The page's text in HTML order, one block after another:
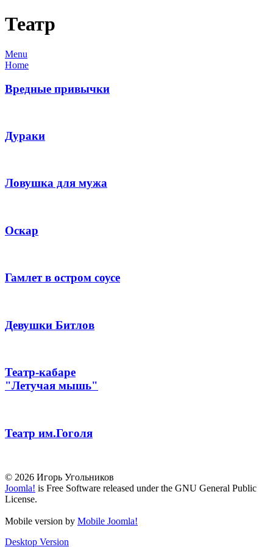
Театр
Menu
Home
Вредные привычки
Дураки
Ловушка для мужа
Оскар
Гамлет в остром соусе
Девушки Битлов
Театр-кабаре
"Летучая мышь"
Театр им.Гоголя
© 2026 Игорь Угольников
Joomla! is Free Software released under the GNU General Public
License.
Mobile version by Mobile Joomla!
Desktop Version